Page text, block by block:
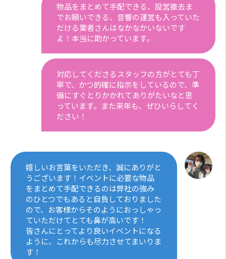
物品をまとめて手配できる、設営撤去ま
でお願いできる、音響の運営も入っていた
だける業者さんはなかなかいないです
よ！本当に助かっています。
対応してくださるスタッフの方がとても丁
寧で、かつ的確に指示をしているので、準
備にすぐとりかかれてありがたいなと思
っています。また来年も、ぜひいらしてく
ださい！
嬉しいお言葉をいただき、誠にありがと
うございます！イベントに必要な物品
をまとめて手配できるのは弊社の強み
のひとつでもあると自負しておりました
ので、お客様からそのようにおっしゃっ
ていただけてとても鼻が高いです！
皆さんにとってより良いイベントになる
ように、これからも尽力させてまいりま
す！